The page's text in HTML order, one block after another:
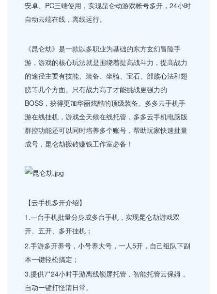
安卓、PC三端使用，实现昆仑劫游戏帐号多开，24小时
自动云端在线，离线运行。
《昆仑劫》是一款以多职业为基础的东方玄幻冒险手
游，游戏的核心玩法就是围绕着提高战斗力，提高战力
的途径主要有技能、装备、坐骑、宝石、部族心法和翅
膀等几个方面。只有战力高了才能挑战更强力的
BOSS，获得更加华丽炫酷的顶级装备。多多云手机手
游在线挂机，游戏全天候在线托管，多多云手机电脑版
群控功能还可以同时培养多个账号，帮助玩家快速批量
成号，昆仑劫搬砖赚钱工作室必备！
【云手机多开介绍】
1.一台手机批量分身成多台手机，实现昆仑劫游戏双
开、五开、多开挂机；
2.手游多开养号，小号养大号，一人5开，自己组队下副
本一键轻松搞定；
3.提供7*24小时手游离线锁屏托管，智能托管云保姆，
自动一键打怪清日常。